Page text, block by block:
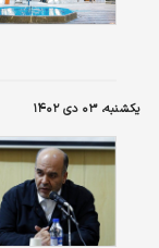
یکشنبه، ۰۳ دی ۱۴۰۲